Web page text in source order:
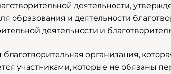
деятельности,
образования и деятельности
деятельности и
организация,
участниками, которые не обязаны